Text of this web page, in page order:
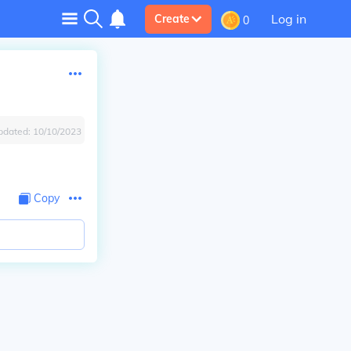
Create 0 Log in
10/10/2023
Copy